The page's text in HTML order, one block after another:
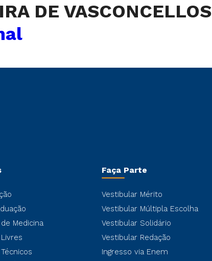
DE VASCONCELLOS
Medicina
Faça Parte
Vestibular Mérito
Vestibular Múltipla Escolha
Vestibular Solidário
Vestibular Redação
Ingresso via Enem